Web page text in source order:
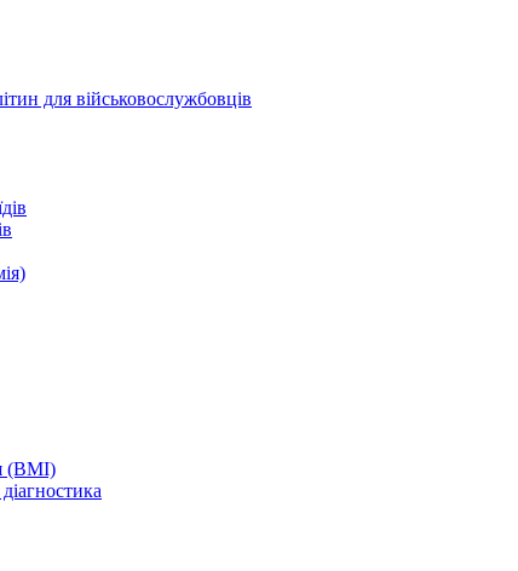
для військовослужбовців
(ВМІ)